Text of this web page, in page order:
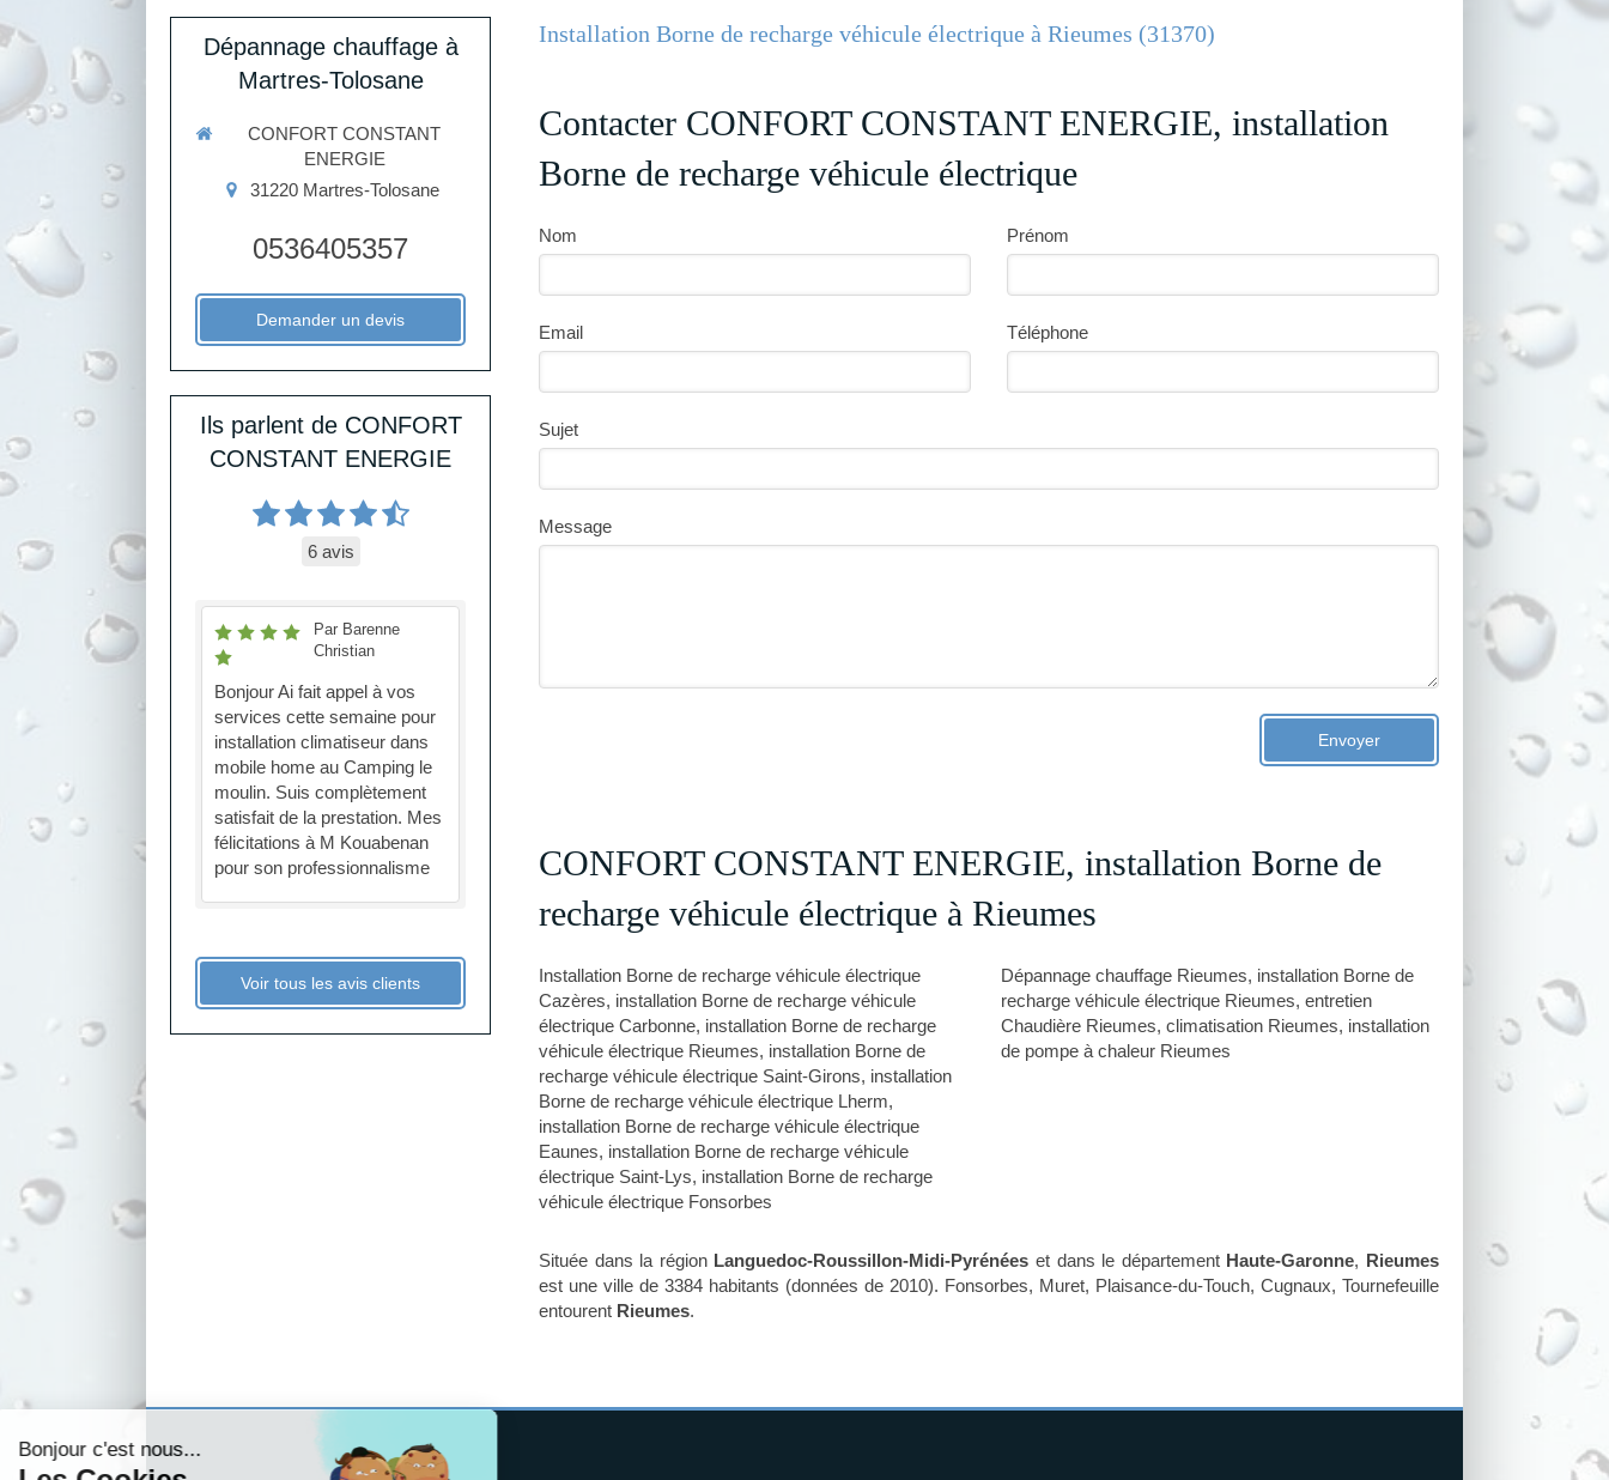
Installation Borne de recharge véhicule électrique à Rieumes (31370)
Contacter CONFORT CONSTANT ENERGIE, installation
Borne de recharge véhicule électrique
Nom Prénom
Email Téléphone
Sujet
Message
Envoyer
CONFORT CONSTANT ENERGIE, installation Borne de
recharge véhicule électrique à Rieumes
Installation Borne de recharge véhicule électrique
Cazères, installation Borne de recharge véhicule
électrique Carbonne, installation Borne de recharge
véhicule électrique Rieumes, installation Borne de
recharge véhicule électrique Saint-Girons, installation
Borne de recharge véhicule électrique Lherm,
installation Borne de recharge véhicule électrique
Eaunes, installation Borne de recharge véhicule
électrique Saint-Lys, installation Borne de recharge
véhicule électrique Fonsorbes
Dépannage chauffage Rieumes, installation Borne de
recharge véhicule électrique Rieumes, entretien
Chaudière Rieumes, climatisation Rieumes, installation
de pompe à chaleur Rieumes
Située dans la région Languedoc-Roussillon-Midi-Pyrénées et dans le département Haute-Garonne, Rieumes
est une ville de 3384 habitants (données de 2010). Fonsorbes, Muret, Plaisance-du-Touch, Cugnaux, Tournefeuille
entourent Rieumes.
Dépannage chauffage à
Martres-Tolosane
CONFORT CONSTANT
ENERGIE
31220 Martres-Tolosane
0536405357
Demander un devis
Ils parlent de CONFORT
CONSTANT ENERGIE
6 avis
Par Barenne
Christian
Bonjour Ai fait appel à vos
services cette semaine pour
installation climatiseur dans
mobile home au Camping le
moulin. Suis complètement
satisfait de la prestation. Mes
félicitations à M Kouabenan
pour son professionnalisme
Voir tous les avis clients